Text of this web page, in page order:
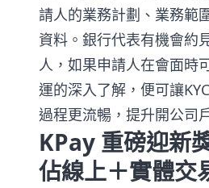
請人的業務計劃、業務範
資料。銀行代表有機會約
人，如果申請人在會面時
運的深入了解，便可讓
過程更流暢，提升開公司
KPay 重磅迎新
佔線上＋實體交